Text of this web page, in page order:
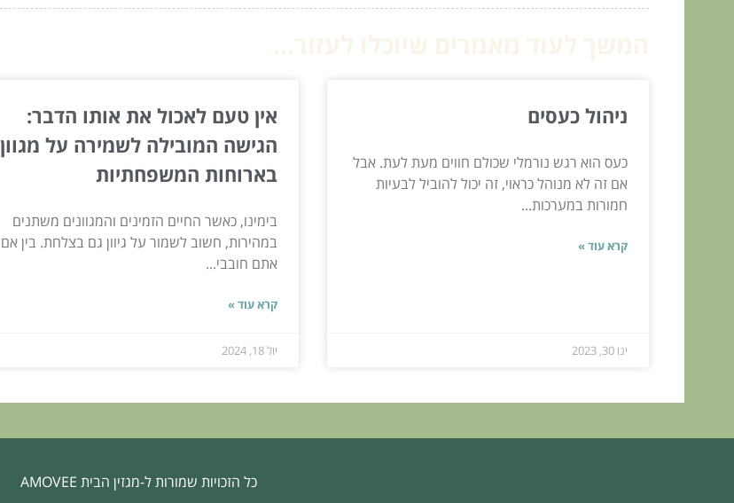
ניהול כעסים
כעס הוא רגש נורמלי שכולם חווים מעת לעת. אבל
אם זה לא מנוהל כראוי, זה יכול להוביל לבעיות
חמורות במערכות...
קרא עוד »
ינו 30, 2023
אין טעם לאכול את אותו הדבר:
הגישה המובילה לשמירה על מגוון
בארוחות המשפחתיות
בימינו, כאשר החיים הזמינים והמגוונים משתנים
במהירות, חשוב לשמור על גיוון גם בצלחת. בין אם
אתם חובבי...
קרא עוד »
יול 18, 2024
כל הזכויות שמורות ל-מגזין הבית AMOVEE